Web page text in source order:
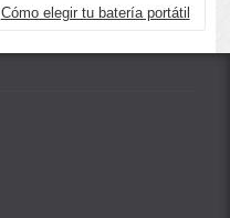
Cómo elegir tu batería portátil